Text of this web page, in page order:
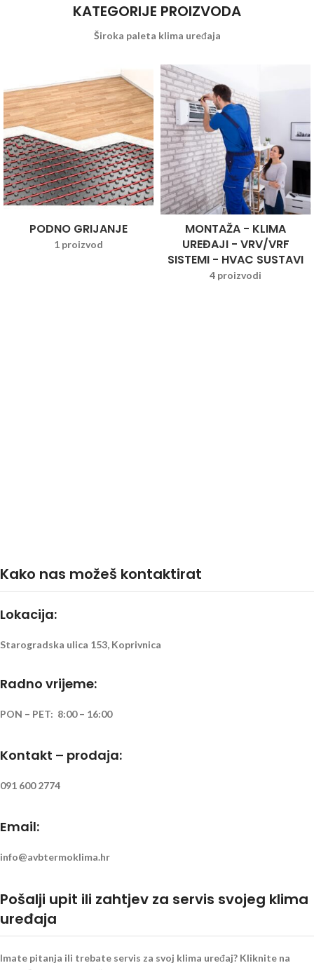
KATEGORIJE PROIZVODA
Široka paleta klima uređaja
PODNO GRIJANJE
1 proizvod
MONTAŽA - KLIMA
UREĐAJI - VRV/VRF
SISTEMI - HVAC SUSTAVI
4 proizvodi
Kako nas možeš kontaktirat
Lokacija:
Starogradska ulica 153, Koprivnica
Radno vrijeme:
PON – PET: 8:00 – 16:00
Kontakt – prodaja:
091 600 2774
Email:
info@avbtermoklima.hr
Pošalji upit ili zahtjev za servis svojeg klima
uređaja
Imate pitanja ili trebate servis za svoj klima uređaj? Kliknite na